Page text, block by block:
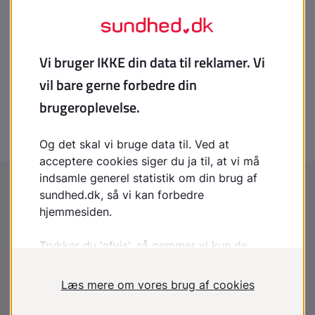
laegehaandbogen@dadl.dk
Patienthåndbogen
Kristianiagade 12
2100 København Ø
Disclaimer:Patienthåndbogen